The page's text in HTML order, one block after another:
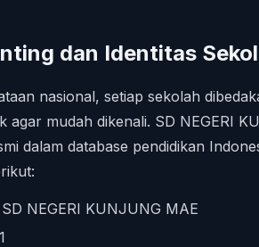
dan Identitas
nasional, setiap sekolah
agar mudah dikenali. SD NEGERI
dalam database pendidikan
SD NEGERI KUNJUNG MAE